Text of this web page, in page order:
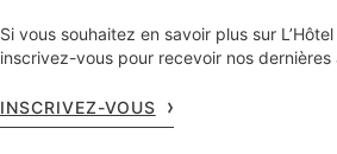
Si vous souhaitez en savoir plus sur
inscrivez-vous pour recevoir nos dernières
INSCRIVEZ-VOUS